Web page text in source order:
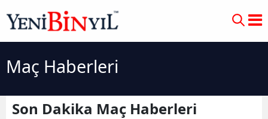
Maç Haberleri
Son Dakika Maç Haberleri